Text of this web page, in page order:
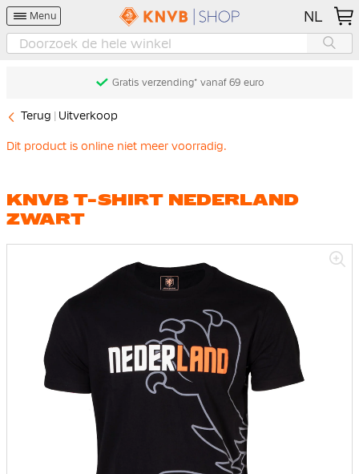
Menu NL
Gratis verzending* vanaf 69 euro
Terug Uitverkoop
Dit product is online niet meer voorradig.
KNVB T-SHIRT NEDERLAND
ZWART
afbeeldingen-